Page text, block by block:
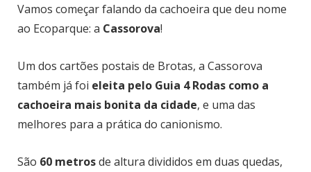
Vamos começar falando da cachoeira que deu nome
ao Ecoparque: a Cassorova!
Um dos cartões postais de Brotas, a Cassorova
também já foi eleita pelo Guia 4 Rodas como a
cachoeira mais bonita da cidade, e uma das
melhores para a prática do canionismo.
São 60 metrosde altura divididos em duas quedas,